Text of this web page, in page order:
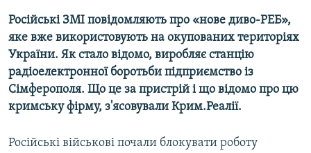
Російські ЗМІ повідомляють про «нове диво-РЕБ»,
яке вже використовують на окупованих територіях
України. Як стало відомо, виробляє станцію
радіоелектронної боротьби підприємство із
Сімферополя. Що це за пристрій і що відомо про цю
кримську фірму, з'ясовували Крим.Реалії.
Російські військові почали блокувати роботу